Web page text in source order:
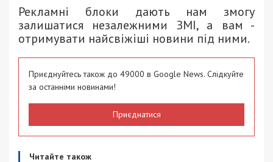
Рекламні блоки дають нам змогу
залишатися незалежними ЗМІ, а вам -
отримувати найсвіжіші новини під ними.
Приєднуйтесь також до 49000 в Google News. Слідкуйте
за останніми новинами!
Приєднатися
Читайте також